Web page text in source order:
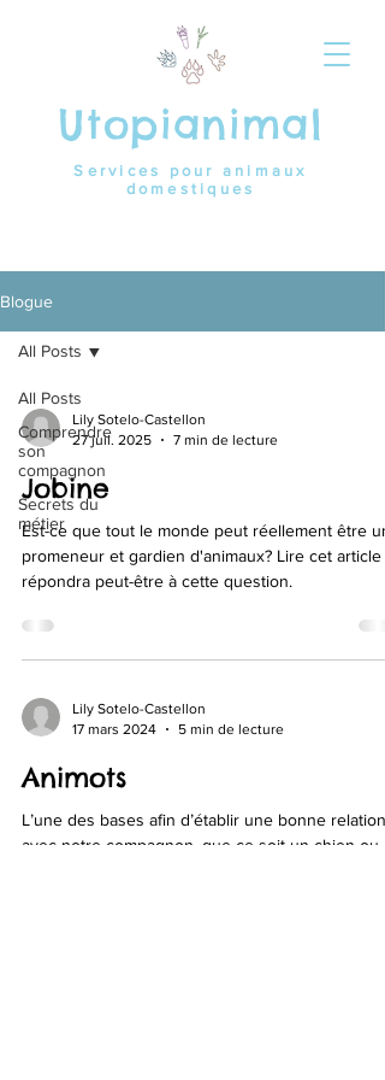
Utopianimal
Services pour animaux
domestiques
Blogue
All Posts
Comprendre
son
compagnon
Secrets du
métier
All Posts
Lily Sotelo-Castellon
27 juil. 2025
7 min de lecture
Jobine
Est-ce que tout le monde peut réellement être un
promeneur et gardien d'animaux? Lire cet article
répondra peut-être à cette question.
Lily Sotelo-Castellon
17 mars 2024
5 min de lecture
Animots
L’une des bases afin d’établir une bonne relation
avec notre compagnon, que ce soit un chien ou